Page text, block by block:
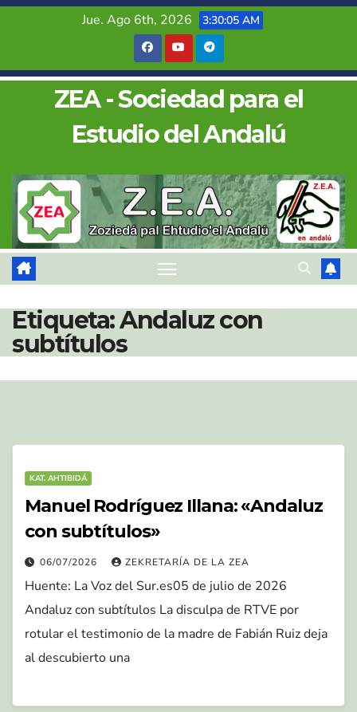
Saltar
Jue. Ago 6th, 2026 3:30:05 AM
ZEA - Sociedad para el
Estudio del Andalú
Etiqueta:Andaluz con
subtítulos
KAT. AHTIBIDÁ
Manuel Rodríguez Illana: «Andaluz
con subtítulos»
06/07/2026 ZEKRETARÍA DE LA ZEA
Huente: La Voz del Sur.es05 de julio de 2026
Andaluz con subtítulos La disculpa de RTVE por
rotular el testimonio de la madre de Fabián Ruiz deja
al descubierto una